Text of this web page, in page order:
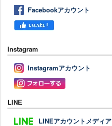
Facebookアカウント
Instagram
Instagramアカウント
LINE
LINEアカウントメディア